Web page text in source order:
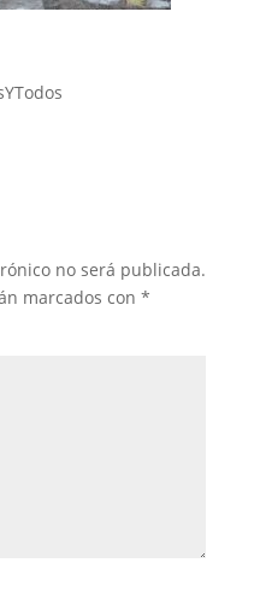
no será publicada.
marcados con *